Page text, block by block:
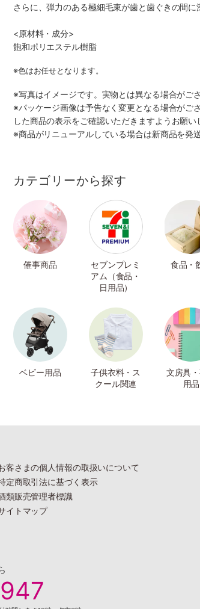
さらに、弾力のある極細毛束が歯と歯ぐきの間
<原材料・成分>
飽和ポリエステル樹脂
※色はお任せとなります。
※写真はイメージです。実物とは異なる場合がござ
※パッケージ画像は予告なく変更となる場合がご
した商品の表示をご確認いただきますようお願い
※商品がリニューアルしている場合は新商品を発
カテゴリーから探す
催事商品
セブンプレミ
アム（食品・
日用品）
食品・
ベビー用品
子供衣料・ス
クール関連
文房具
用品
客さまの個人情報の取扱いについて
定商取引法に基づく表示
類販売管理者標識
イトマップ